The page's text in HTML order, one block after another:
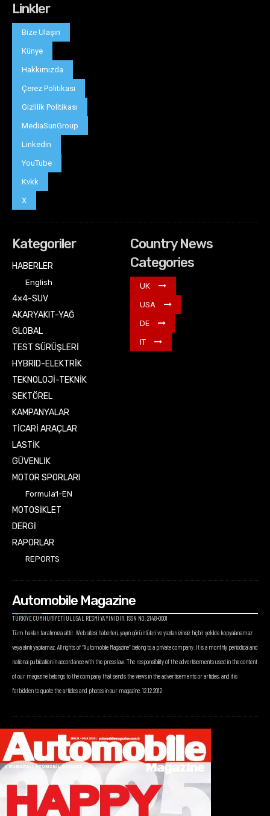
Linkler
Bize Ulaşın
Künye
Hakkımızda
Çerez Politikası
Gizlilik Politikası
MediaSunGroup
Linkedin
YouTube
Kvkk
X
Kategoriler
HABERLER
English
4×4-SUV
AKARYAKIT-YAĞ
GLOBAL
TEST SÜRÜŞLERİ
HYBRID-ELEKTRİK
TEKNOLOJİ-TEKNİK
SEKTÖREL
KAMPANYALAR
TİCARİ ARAÇLAR
LASTİK
GÜVENLİK
MOTOR SPORLARI
Formula1-EN
MOTOSİKLET
DERGİ
RAPORLAR
REPORTS
Country News
Categories
UK
USA
DE
IT
Automobile Magazine
TÜRKİYE CUMHURİYETİ ULUSAL RESMİ YAYINIDIR. ISSN NO: 2148-0001
Tüm hakları tarafımıza aittir. Web sitesi haberleri, yayın görüntüleri ve yazıları izinsiz hiçbir şekilde kopyalanamaz
veya alıntı yapılamaz. All rights of “Automobile Magazine” belong to a private company. It is a monthly periodical and
national publication in accordance with the press law. The responsibility of the advertisements used in the content
of our magazine belongs to the company that sends the views in the advertisements or articles, and it is
forbidden to quote the articles and photos in our magazine. 12.12.2012